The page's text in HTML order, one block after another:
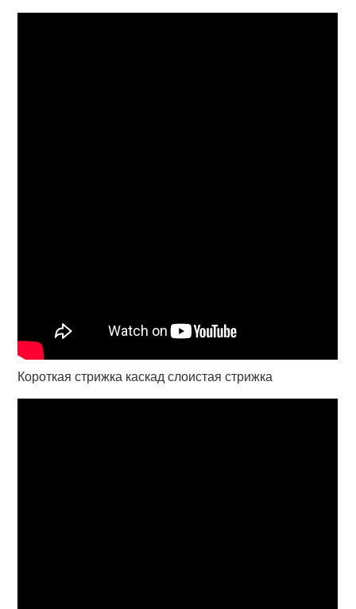
Короткая стрижка каскад слоистая стрижка